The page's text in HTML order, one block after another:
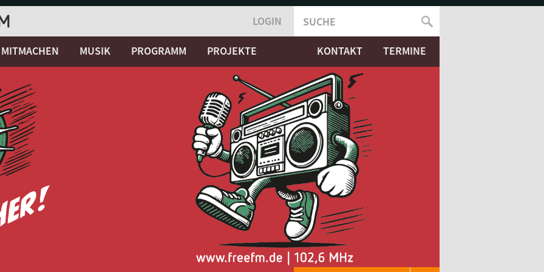
LOGIN
SUCHFORMULAR
SUCHE
MITMACHEN MUSIK PROGRAMM PROJEKTE KONTAKT TERMINE